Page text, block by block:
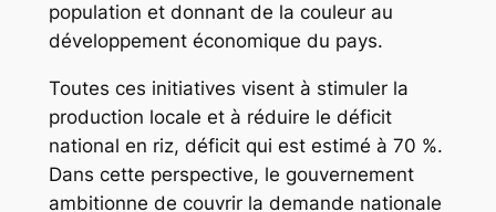
population et donnant de la couleur au
développement économique du pays.
Toutes ces initiatives visent à stimuler la
production locale et à réduire le déficit
national en riz, déficit qui est estimé à 70 %.
Dans cette perspective, le gouvernement
ambitionne de couvrir la demande nationale